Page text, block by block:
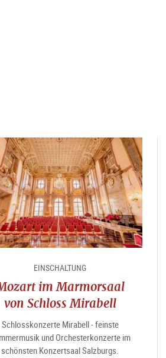
EINSCHALTUNG
im Marmorsaal
von Schloss Mirabell
Schlosskonzerte Mirabell - feinste
und Orchesterkonzerte im
schönsten Konzertsaal Salzburgs.